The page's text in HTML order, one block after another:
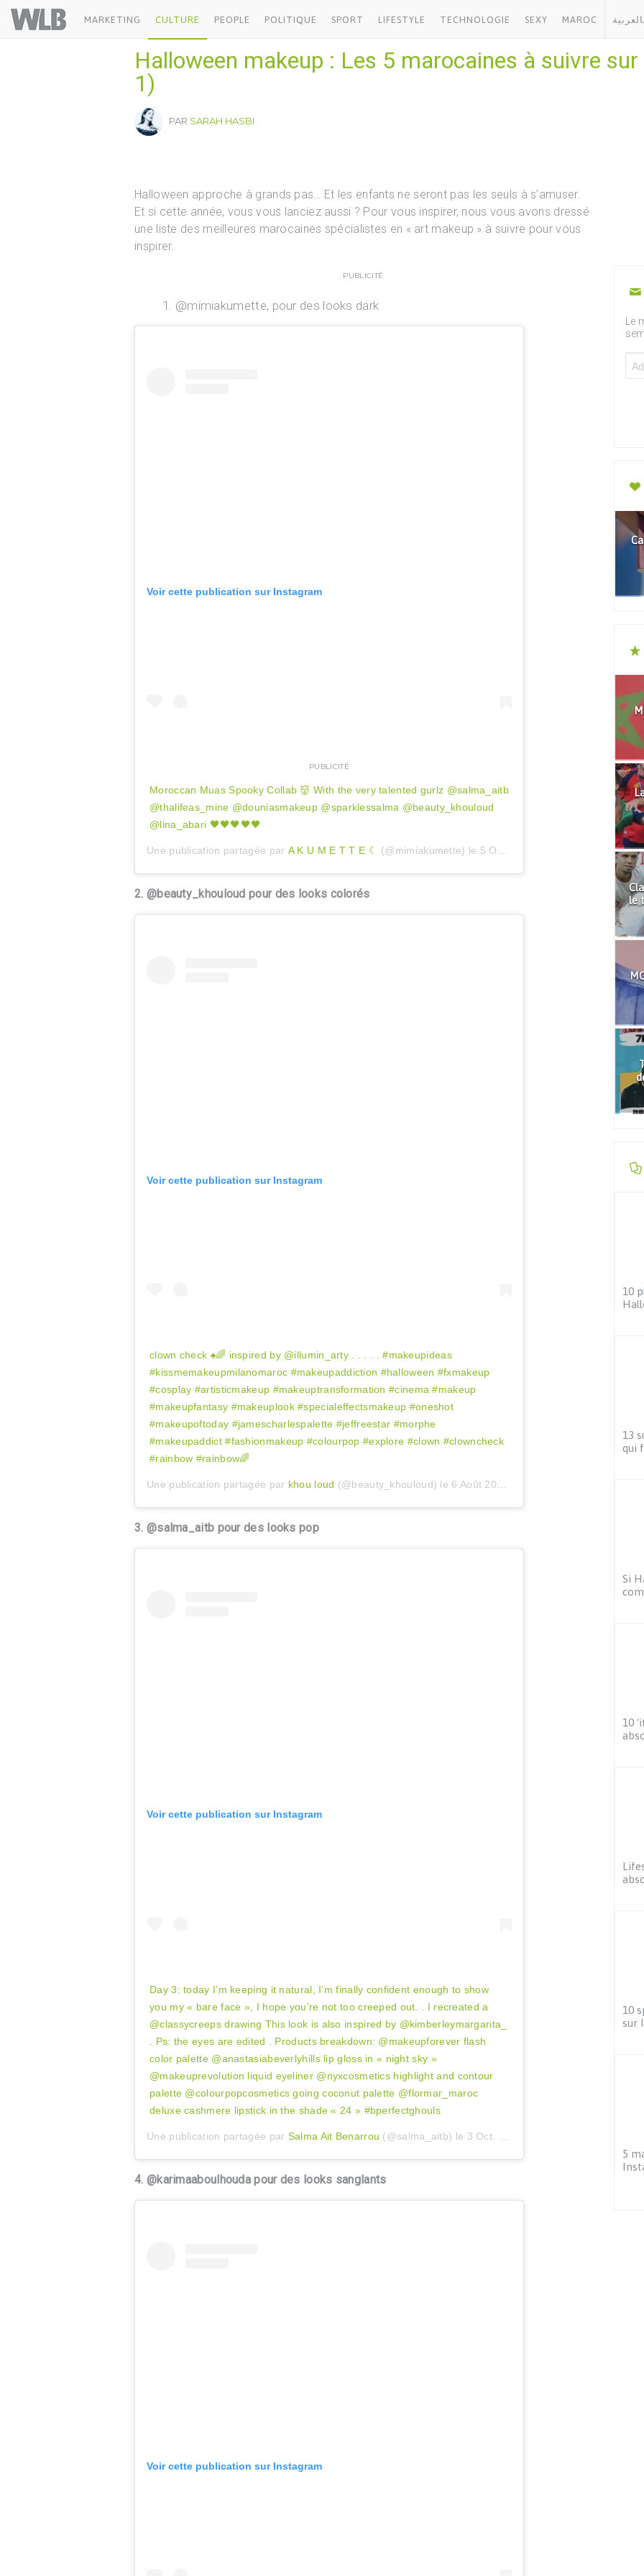
Welovebuzz
MARKETING CULTURE PEOPLE POLITIQUE SPORT LIFESTYLE TECHNOLOGIE SEXY MAROC
Halloween makeup : Les 5 marocaines à suivre
1)
PAR SARAH HASBI
Halloween approche à grands pas… Et les enfants ne seront pas les seuls à s’amuser.
Et si cette année, vous vous lanciez aussi ? Pour vous inspirer, nous vous avons dressé
une liste des meilleures marocaines spécialistes en « art makeup » à suivre pour vous
inspirer.
PUBLICITÉ
@mimiakumette, pour des looks dark
Voir cette publication sur Instagram
PUBLICITÉ
Moroccan Muas Spooky Collab 👹 With the very talented gurlz @salma_aitb
@thalifeas_mine @douniasmakeup @sparklessalma @beauty_khouloud
@lina_abari 🖤🖤🖤🖤🖤
Une publication partagée par A K U M E T T E ☾ (@mimiakumette) le 5 Oct. 2020 à 1 :30 PDT
2. @beauty_khouloud pour des looks colorés
Voir cette publication sur Instagram
clown check ♠️🌈 inspired by @illumin_arty . . . . . #makeupideas
#kissmemakeupmilanomaroc #makeupaddiction #halloween #fxmakeup
#cosplay #artisticmakeup #makeuptransformation #cinema #makeup
#makeupfantasy #makeuplook #specialeffectsmakeup #oneshot
#makeupoftoday #jamescharlespalette #jeffreestar #morphe
#makeupaddict #fashionmakeup #colourpop #explore #clown #clowncheck
#rainbow #rainbow🌈
Une publication partagée par khou loud (@beauty_khouloud) le 6 Août 2020 à 2 :08 PDT
3. @salma_aitb pour des looks pop
Voir cette publication sur Instagram
Day 3: today I’m keeping it natural, I’m finally confident enough to show
you my « bare face », I hope you’re not too creeped out. . I recreated a
@classycreeps drawing This look is also inspired by @kimberleymargarita_
. Ps: the eyes are edited . Products breakdown: @makeupforever flash
color palette @anastasiabeverlyhills lip gloss in « night sky »
@makeuprevolution liquid eyeliner @nyxcosmetics highlight and contour
palette @colourpopcosmetics going coconut palette @flormar_maroc
deluxe cashmere lipstick in the shade « 24 » #bperfectghouls
Une publication partagée par Salma Ait Benarrou (@salma_aitb) le 3 Oct. 2020 à 10 :55 PDT
4. @karimaaboulhouda pour des looks sanglants
Voir cette publication sur Instagram
Le
le
10
13
qui
Si
10
10
sur
5